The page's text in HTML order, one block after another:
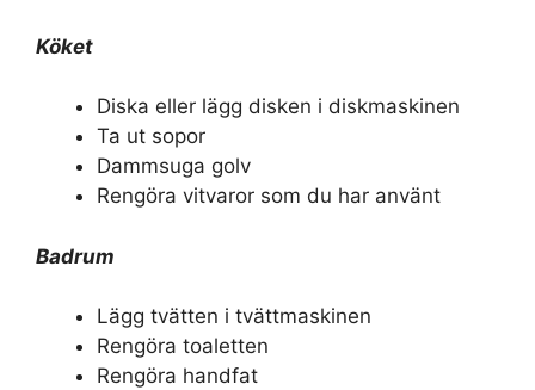
Köket
Diska eller lägg disken i diskmaskinen
Ta ut sopor
Dammsuga golv
Rengöra vitvaror som du har använt
Badrum
Lägg tvätten i tvättmaskinen
Rengöra toaletten
Rengöra handfat